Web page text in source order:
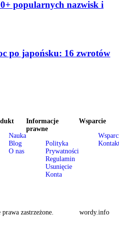
popularnych nazwisk i
po japońsku: 16 zwrotów
Nauka
Blog
O nas
Informacje
prawne
Polityka
Prywatności
Regulamin
Usunięcie
Konta
Wsparcie
zastrzeżone. wordy.info